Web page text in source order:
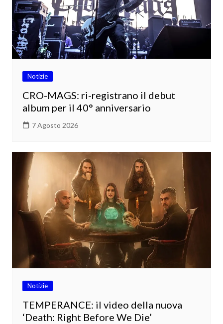
Notizie
CRO-MAGS: ri-registrano il debut
album per il 40° anniversario
7 Agosto 2026
Notizie
TEMPERANCE: il video della nuova
‘Death: Right Before We Die’